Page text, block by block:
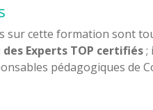
sur cette formation sont
Experts TOP certifiés;
pédagogiques de